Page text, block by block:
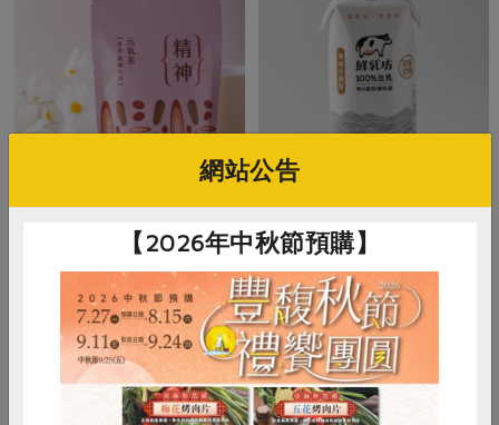
元氣茶【精神】-10入/包
5公克/顆x10顆，50公克/包
常溫
$480
鮮乳坊100%生乳保久乳
200毫升/瓶
奶素 常溫
$38
網站公告
【2026年中秋節預購】